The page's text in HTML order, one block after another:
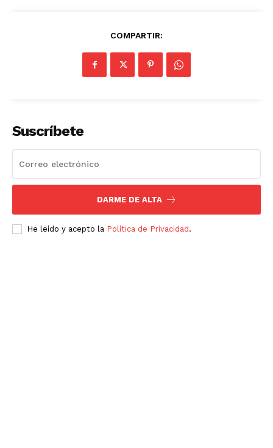
COMPARTIR:
Suscríbete
DARME DE ALTA
He leído y acepto la Política de Privacidad .